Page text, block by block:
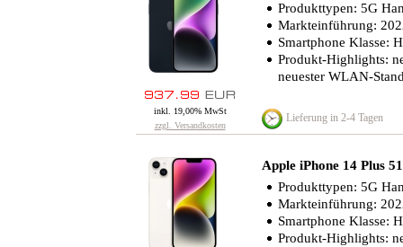
Produkttypen: 5G
Markteinführung:
Smartphone Klasse:
Produkt-Highlights:
neuester WLAN-
inkl. 19,00% MwSt
zzgl. Versandkosten
Lieferung in 2-4 Tagen
Apple iPhone 14 Plus
Produkttypen: 5G
Markteinführung:
Smartphone Klasse:
Produkt-Highlights: